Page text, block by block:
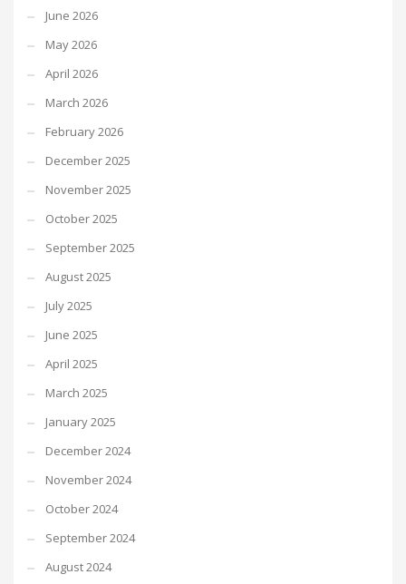
June 2026
May 2026
April 2026
March 2026
February 2026
December 2025
November 2025
October 2025
September 2025
August 2025
July 2025
June 2025
April 2025
March 2025
January 2025
December 2024
November 2024
October 2024
September 2024
August 2024